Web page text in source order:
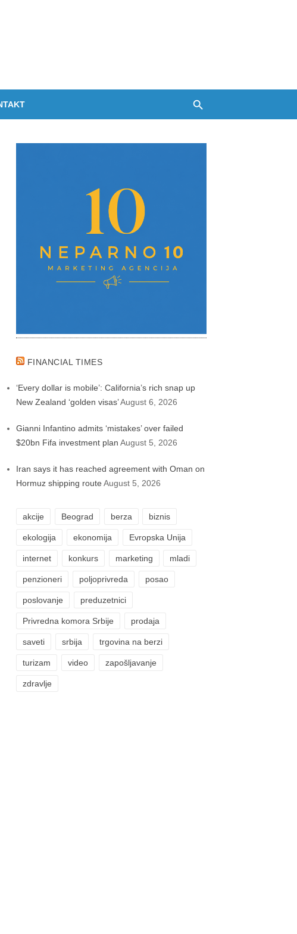
FINANCIAL TIMES
‘Every dollar is mobile’: California’s rich snap up
New Zealand ‘golden visas’August 6, 2026
Gianni Infantino admits ‘mistakes’ over failed
$20bn Fifa investment plan August 5, 2026
Iran says it has reached agreement with Oman on
Hormuz shipping route August 5, 2026
akcije Beograd berza biznis
ekologija ekonomija Evropska Unija
internet konkurs marketing mladi
penzioneri poljoprivreda posao
poslovanje preduzetnici
Privredna komora Srbije prodaja
saveti srbija trgovina na berzi
turizam video zapošljavanje
zdravlje